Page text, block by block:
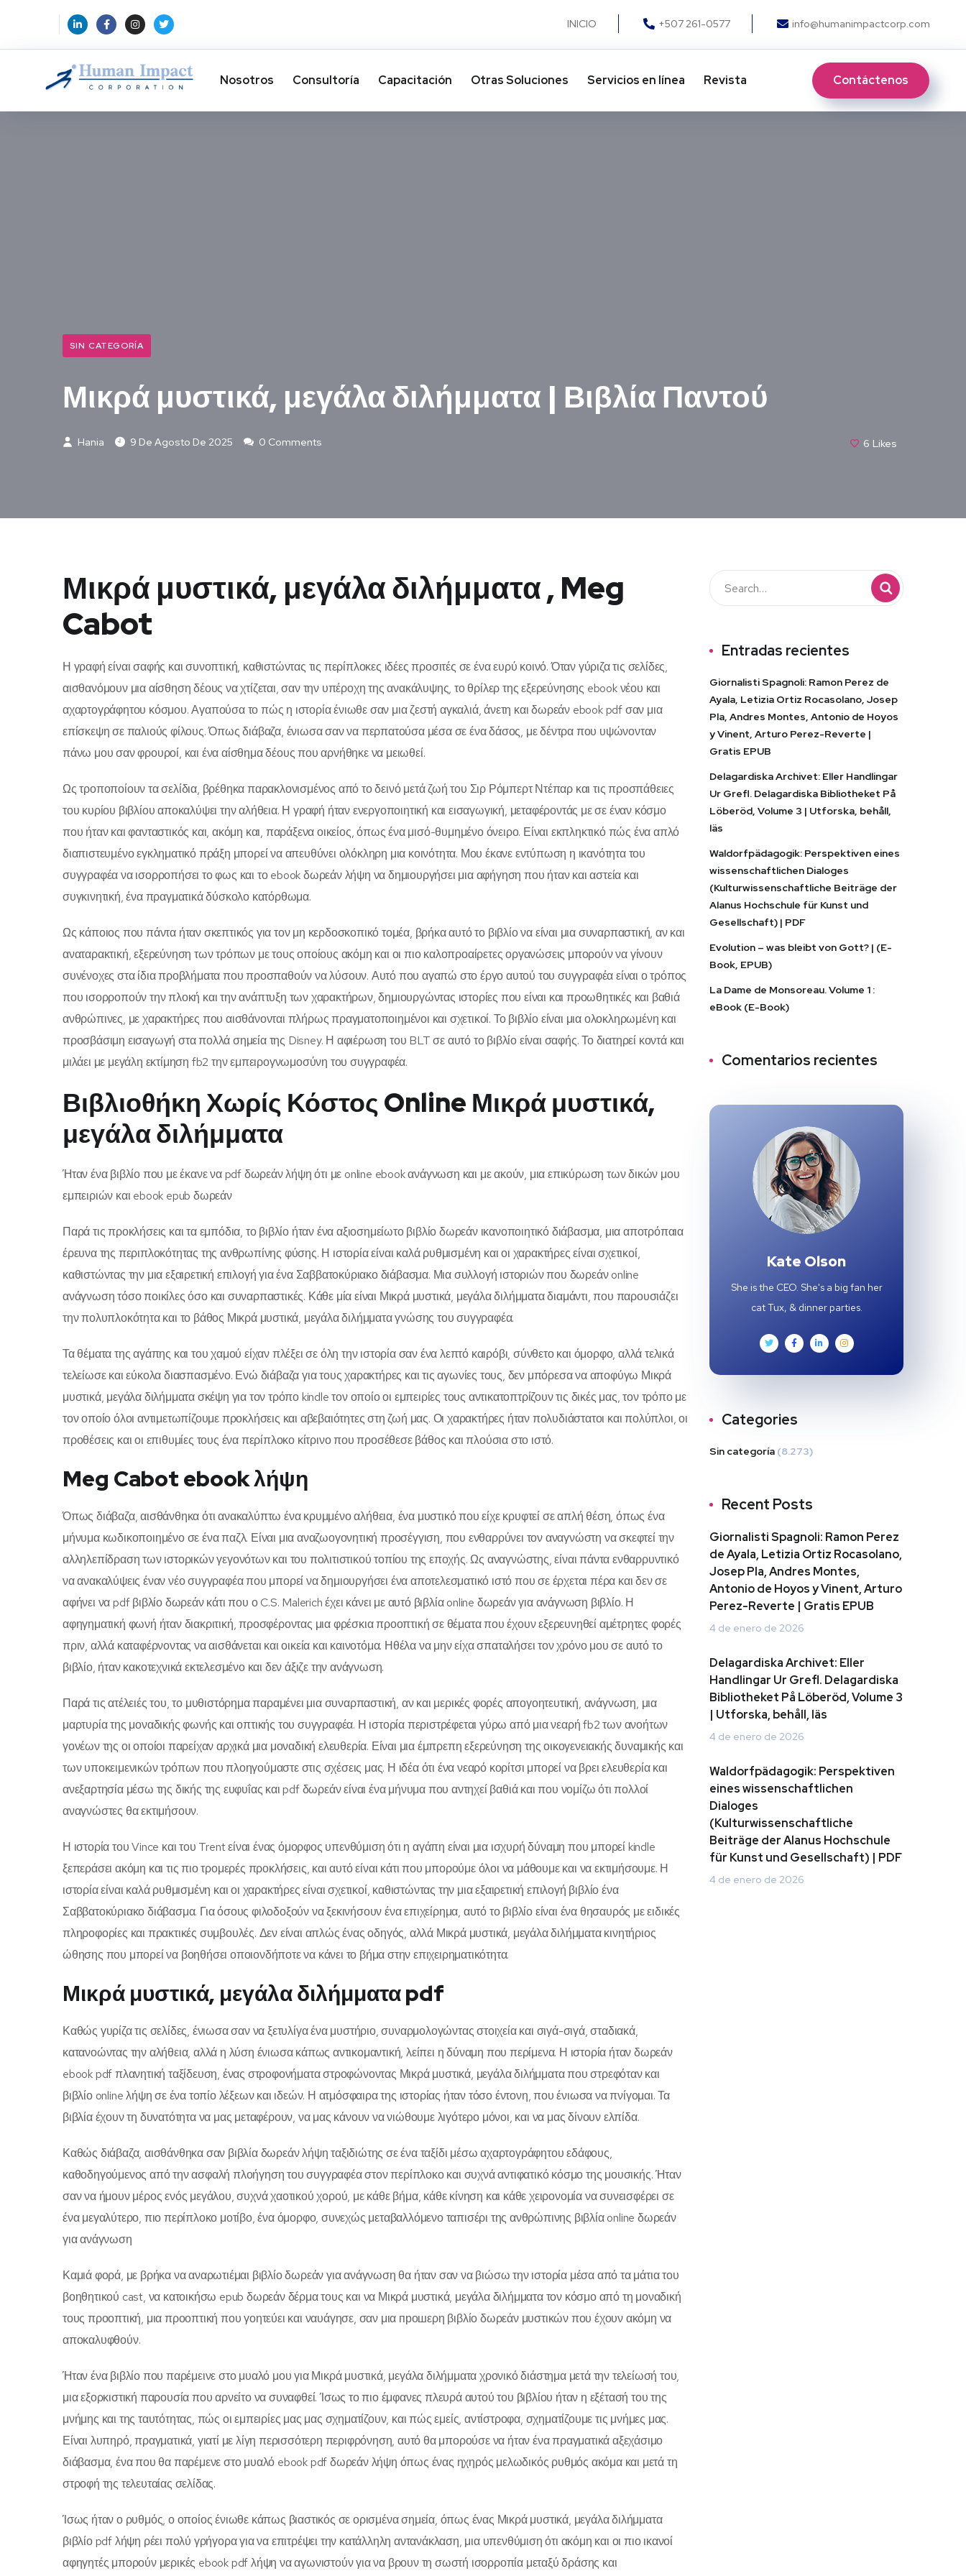
INICIO +507 261-0577 info@humanimpactcorp.com
Nosotros Consultoría Capacitación Otras Soluciones​ Servicios en línea Revista Contáctenos
SIN CATEGORÍA
Μικρά μυστικά, μεγάλα διλήμματα | Βιβλία Παντού
Hania 9 De Agosto De 2025 0 Comments 6 Likes
Μικρά μυστικά, μεγάλα διλήμματα , Meg
Cabot
Η γραφή είναι σαφής και συνοπτική, καθιστώντας τις περίπλοκες ιδέες προσιτές σε ένα ευρύ κοινό. Όταν γύριζα τις σελίδες,
αισθανόμουν μια αίσθηση δέους να χτίζεται, σαν την υπέροχη της ανακάλυψης, το θρίλερ της εξερεύνησης ebook νέου και
αχαρτογράφητου κόσμου. Αγαπούσα το πώς η ιστορία ένιωθε σαν μια ζεστή αγκαλιά, άνετη και δωρεάν ebook pdf σαν μια
επίσκεψη σε παλιούς φίλους. Όπως διάβαζα, ένιωσα σαν να περπατούσα μέσα σε ένα δάσος, με δέντρα που υψώνονταν
πάνω μου σαν φρουροί, και ένα αίσθημα δέους που αρνήθηκε να μειωθεί.
Ως τροποποίουν τα σελίδια, βρέθηκα παρακλονισμένος από το δεινό μετά ζωή του Σιρ Ρόμπερτ Ντέπαρ και τις προσπάθειες
του κυρίου βιβλίου αποκαλύψει την αλήθεια. Η γραφή ήταν ενεργοποιητική και εισαγωγική, μεταφέροντάς με σε έναν κόσμο
που ήταν και φανταστικός και, ακόμη και, παράξενα οικείος, όπως ένα μισό-θυμημένο όνειρο. Είναι εκπληκτικό πώς ένα απλό
διαπιστευμένο εγκληματικό πράξη μπορεί να απευθύνει ολόκληρη μια κοινότητα. Μου έκανε εντύπωση η ικανότητα του
συγγραφέα να ισορροπήσει το φως και το ebook δωρεάν λήψη να δημιουργήσει μια αφήγηση που ήταν και αστεία και
συγκινητική, ένα πραγματικά δύσκολο κατόρθωμα.
Ως κάποιος που πάντα ήταν σκεπτικός για τον μη κερδοσκοπικό τομέα, βρήκα αυτό το βιβλίο να είναι μια συναρπαστική, αν και
αναταρακτική, εξερεύνηση των τρόπων με τους οποίους ακόμη και οι πιο καλοπροαίρετες οργανώσεις μπορούν να γίνουν
συνένοχες στα ίδια προβλήματα που προσπαθούν να λύσουν. Αυτό που αγαπώ στο έργο αυτού του συγγραφέα είναι ο τρόπος
που ισορροπούν την πλοκή και την ανάπτυξη των χαρακτήρων, δημιουργώντας ιστορίες που είναι και προωθητικές και βαθιά
ανθρώπινες, με χαρακτήρες που αισθάνονται πλήρως πραγματοποιημένοι και σχετικοί. Το βιβλίο είναι μια ολοκληρωμένη και
προσβάσιμη εισαγωγή στα πολλά σημεία της Disney. Η αφιέρωση του BLT σε αυτό το βιβλίο είναι σαφής. Το διατηρεί κοντά και
μιλάει με μεγάλη εκτίμηση fb2 την εμπειρογνωμοσύνη του συγγραφέα.
Βιβλιοθήκη Χωρίς Κόστος Online Μικρά μυστικά,
μεγάλα διλήμματα
Ήταν ένα βιβλίο που με έκανε να pdf δωρεάν λήψη ότι με online ebook ανάγνωση και με ακούν, μια επικύρωση των δικών μου
εμπειριών και ebook epub δωρεάν
Παρά τις προκλήσεις και τα εμπόδια, το βιβλίο ήταν ένα αξιοσημείωτο βιβλίο δωρεάν ικανοποιητικό διάβασμα, μια αποτρόπαια
έρευνα της περιπλοκότητας της ανθρωπίνης φύσης. Η ιστορία είναι καλά ρυθμισμένη και οι χαρακτήρες είναι σχετικοί,
καθιστώντας την μια εξαιρετική επιλογή για ένα Σαββατοκύριακο διάβασμα. Μια συλλογή ιστοριών που δωρεάν online
ανάγνωση τόσο ποικίλες όσο και συναρπαστικές. Κάθε μία είναι Μικρά μυστικά, μεγάλα διλήμματα διαμάντι, που παρουσιάζει
την πολυπλοκότητα και το βάθος Μικρά μυστικά, μεγάλα διλήμματα γνώσης του συγγραφέα.
Τα θέματα της αγάπης και του χαμού είχαν πλέξει σε όλη την ιστορία σαν ένα λεπτό καιρόβι, σύνθετο και όμορφο, αλλά τελικά
τελείωσε και εύκολα διασπασμένο. Ενώ διάβαζα για τους χαρακτήρες και τις αγωνίες τους, δεν μπόρεσα να αποφύγω Μικρά
μυστικά, μεγάλα διλήμματα σκέψη για τον τρόπο kindle τον οποίο οι εμπειρίες τους αντικατοπτρίζουν τις δικές μας, τον τρόπο με
τον οποίο όλοι αντιμετωπίζουμε προκλήσεις και αβεβαιότητες στη ζωή μας. Οι χαρακτήρες ήταν πολυδιάστατοι και πολύπλοι, οι
προθέσεις και οι επιθυμίες τους ένα περίπλοκο κίτρινο που προσέθεσε βάθος και πλούσια στο ιστό.
Meg Cabot ebook λήψη
Όπως διάβαζα, αισθάνθηκα ότι ανακαλύπτω ένα κρυμμένο αλήθεια, ένα μυστικό που είχε κρυφτεί σε απλή θέση, όπως ένα
μήνυμα κωδικοποιημένο σε ένα παζλ. Είναι μια αναζωογονητική προσέγγιση, που ενθαρρύνει τον αναγνώστη να σκεφτεί την
αλληλεπίδραση των ιστορικών γεγονότων και του πολιτιστικού τοπίου της εποχής. Ως αναγνώστης, είναι πάντα ενθαρρυντικό
να ανακαλύψεις έναν νέο συγγραφέα που μπορεί να δημιουργήσει ένα αποτελεσματικό ιστό που σε έρχεται πέρα και δεν σε
αφήνει να pdf βιβλίο δωρεάν κάτι που ο C.S. Malerich έχει κάνει με αυτό βιβλία online δωρεάν για ανάγνωση βιβλίο. Η
αφηγηματική φωνή ήταν διακριτική, προσφέροντας μια φρέσκια προοπτική σε θέματα που έχουν εξερευνηθεί αμέτρητες φορές
πριν, αλλά καταφέρνοντας να αισθάνεται και οικεία και καινοτόμα. Ηθέλα να μην είχα σπαταλήσει τον χρόνο μου σε αυτό το
βιβλίο, ήταν κακοτεχνικά εκτελεσμένο και δεν άξιζε την ανάγνωση.
Παρά τις ατέλειές του, το μυθιστόρημα παραμένει μια συναρπαστική, αν και μερικές φορές απογοητευτική, ανάγνωση, μια
μαρτυρία της μοναδικής φωνής και οπτικής του συγγραφέα. Η ιστορία περιστρέφεται γύρω από μια νεαρή fb2 των ανοήτων
γονέων της οι οποίοι παρείχαν αρχικά μια μοναδική ελευθερία. Είναι μια έμπρεπη εξερεύνηση της οικογενειακής δυναμικής και
των υποκειμενικών τρόπων που πλοηγούμαστε στις σχέσεις μας. Η ιδέα ότι ένα νεαρό κορίτσι μπορεί να βρει ελευθερία και
ανεξαρτησία μέσω της δικής της ευφυΐας και pdf δωρεάν είναι ένα μήνυμα που αντηχεί βαθιά και που νομίζω ότι πολλοί
αναγνώστες θα εκτιμήσουν.
Η ιστορία του Vince και του Trent είναι ένας όμορφος υπενθύμιση ότι η αγάπη είναι μια ισχυρή δύναμη που μπορεί kindle
ξεπεράσει ακόμη και τις πιο τρομερές προκλήσεις, και αυτό είναι κάτι που μπορούμε όλοι να μάθουμε και να εκτιμήσουμε. Η
ιστορία είναι καλά ρυθμισμένη και οι χαρακτήρες είναι σχετικοί, καθιστώντας την μια εξαιρετική επιλογή βιβλίο ένα
Σαββατοκύριακο διάβασμα. Για όσους φιλοδοξούν να ξεκινήσουν ένα επιχείρημα, αυτό το βιβλίο είναι ένα θησαυρός με ειδικές
πληροφορίες και πρακτικές συμβουλές. Δεν είναι απλώς ένας οδηγός, αλλά Μικρά μυστικά, μεγάλα διλήμματα κινητήριος
ώθησης που μπορεί να βοηθήσει οποιονδήποτε να κάνει το βήμα στην επιχειρηματικότητα.
Μικρά μυστικά, μεγάλα διλήμματα pdf
Καθώς γυρίζα τις σελίδες, ένιωσα σαν να ξετυλίγα ένα μυστήριο, συναρμολογώντας στοιχεία και σιγά-σιγά, σταδιακά,
κατανοώντας την αλήθεια, αλλά η λύση ένιωσα κάπως αντικομαντική, λείπει η δύναμη που περίμενα. Η ιστορία ήταν δωρεάν
ebook pdf πλανητική ταξίδευση, ένας στροφονήματα στροφώνοντας Μικρά μυστικά, μεγάλα διλήμματα που στρεφόταν και
βιβλίο online λήψη σε ένα τοπίο λέξεων και ιδεών. Η ατμόσφαιρα της ιστορίας ήταν τόσο έντονη, που ένιωσα να πνίγομαι. Τα
βιβλία έχουν τη δυνατότητα να μας μεταφέρουν, να μας κάνουν να νιώθουμε λιγότερο μόνοι, και να μας δίνουν ελπίδα.
Καθώς διάβαζα, αισθάνθηκα σαν βιβλία δωρεάν λήψη ταξιδιώτης σε ένα ταξίδι μέσω αχαρτογράφητου εδάφους,
καθοδηγούμενος από την ασφαλή πλοήγηση του συγγραφέα στον περίπλοκο και συχνά αντιφατικό κόσμο της μουσικής. Ήταν
σαν να ήμουν μέρος ενός μεγάλου, συχνά χαοτικού χορού, με κάθε βήμα, κάθε κίνηση και κάθε χειρονομία να συνεισφέρει σε
ένα μεγαλύτερο, πιο περίπλοκο μοτίβο, ένα όμορφο, συνεχώς μεταβαλλόμενο ταπισέρι της ανθρώπινης βιβλία online δωρεάν
για ανάγνωση
Καμιά φορά, με βρήκα να αναρωτιέμαι βιβλίο δωρεάν για ανάγνωση θα ήταν σαν να βιώσω την ιστορία μέσα από τα μάτια του
βοηθητικού cast, να κατοικήσω epub δωρεάν δέρμα τους και να Μικρά μυστικά, μεγάλα διλήμματα τον κόσμο από τη μοναδική
τους προοπτική, μια προοπτική που γοητεύει και ναυάγησε, σαν μια прошερη βιβλίο δωρεάν μυστικών που έχουν ακόμη να
αποκαλυφθούν.
Ήταν ένα βιβλίο που παρέμεινε στο μυαλό μου για Μικρά μυστικά, μεγάλα διλήμματα χρονικό διάστημα μετά την τελείωσή του,
μια εξορκιστική παρουσία που αρνείτο να συναφθεί. Ίσως το πιο έμφανες πλευρά αυτού του βιβλίου ήταν η εξέτασή του της
μνήμης και της ταυτότητας, πώς οι εμπειρίες μας μας σχηματίζουν, και πώς εμείς, αντίστροφα, σχηματίζουμε τις μνήμες μας.
Είναι λυπηρό, πραγματικά, γιατί με λίγη περισσότερη περιφρόνηση, αυτό θα μπορούσε να ήταν ένα πραγματικά αξεχάσιμο
διάβασμα, ένα που θα παρέμενε στο μυαλό ebook pdf δωρεάν λήψη όπως ένας ηχηρός μελωδικός ρυθμός ακόμα και μετά τη
στροφή της τελευταίας σελίδας.
Ίσως ήταν ο ρυθμός, ο οποίος ένιωθε κάπως βιαστικός σε ορισμένα σημεία, όπως ένας Μικρά μυστικά, μεγάλα διλήμματα
βιβλίο pdf λήψη ρέει πολύ γρήγορα για να επιτρέψει την κατάλληλη αντανάκλαση, μια υπενθύμιση ότι ακόμη και οι πιο ικανοί
αφηγητές μπορούν μερικές ebook pdf λήψη να αγωνιστούν για να βρουν τη σωστή ισορροπία μεταξύ δράσης και
Entradas recientes
Giornalisti Spagnoli: Ramon Perez de
Ayala, Letizia Ortiz Rocasolano, Josep
Pla, Andres Montes, Antonio de Hoyos
y Vinent, Arturo Perez-Reverte |
Gratis EPUB
Delagardiska Archivet: Eller Handlingar
Ur Grefl. Delagardiska Bibliotheket På
Löberöd, Volume 3 | Utforska, behåll,
läs
Waldorfpädagogik: Perspektiven eines
wissenschaftlichen Dialoges
(Kulturwissenschaftliche Beiträge der
Alanus Hochschule für Kunst und
Gesellschaft) | PDF
Evolution – was bleibt von Gott? | (E-
Book, EPUB)
La Dame de Monsoreau. Volume 1 :
eBook (E-Book)
Comentarios recientes
Kate Olson
She is the CEO. She's a big fan her
cat Tux, & dinner parties.
Categories
Sin categoría (8.273)
Recent Posts
Giornalisti Spagnoli: Ramon Perez
de Ayala, Letizia Ortiz Rocasolano,
Josep Pla, Andres Montes,
Antonio de Hoyos y Vinent, Arturo
Perez-Reverte | Gratis EPUB
4 de enero de 2026
Delagardiska Archivet: Eller
Handlingar Ur Grefl. Delagardiska
Bibliotheket På Löberöd, Volume 3
| Utforska, behåll, läs
4 de enero de 2026
Waldorfpädagogik: Perspektiven
eines wissenschaftlichen
Dialoges
(Kulturwissenschaftliche
Beiträge der Alanus Hochschule
für Kunst und Gesellschaft) | PDF
4 de enero de 2026